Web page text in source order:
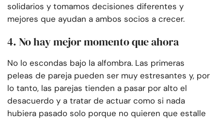
solidarios y tomamos decisiones diferentes y
mejores que ayudan a ambos socios a crecer.
4. No hay mejor momento que ahora
No lo escondas bajo la alfombra. Las primeras
peleas de pareja pueden ser muy estresantes y, por
lo tanto, las parejas tienden a pasar por alto el
desacuerdo y a tratar de actuar como si nada
hubiera pasado solo porque no quieren que estalle